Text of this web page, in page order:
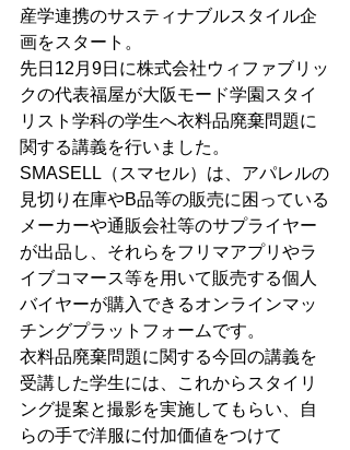
産学連携のサスティナブルスタイル企
画をスタート。
先日12月9日に株式会社ウィファブリッ
クの代表福屋が大阪モード学園スタイ
リスト学科の学生へ衣料品廃棄問題に
関する講義を行いました。
SMASELL（スマセル）は、アパレルの
見切り在庫やB品等の販売に困っている
メーカーや通販会社等のサプライヤー
が出品し、それらをフリマアプリやラ
イブコマース等を用いて販売する個人
バイヤーが購入できるオンラインマッ
チングプラットフォームです。
衣料品廃棄問題に関する今回の講義を
受講した学生には、これからスタイリ
ング提案と撮影を実施してもらい、自
らの手で洋服に付加価値をつけて